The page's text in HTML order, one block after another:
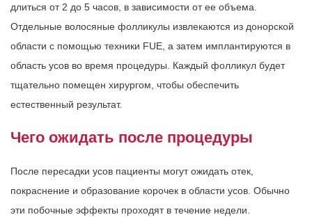
длиться от 2 до 5 часов, в зависимости от ее объема.
Отдельные волосяные фолликулы извлекаются из донорской
области с помощью техники FUE, а затем имплантируются в
область усов во время процедуры. Каждый фолликул будет
тщательно помещен хирургом, чтобы обеспечить
естественный результат.
Чего ожидать после процедуры
После пересадки усов пациенты могут ожидать отек,
покраснение и образование корочек в области усов. Обычно
эти побочные эффекты проходят в течение недели.